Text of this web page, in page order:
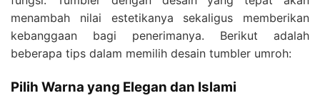
menambah nilai estetikanya sekaligus memberikan
kebanggaan bagi penerimanya. Berikut adalah
beberapa tips dalam memilih desain tumbler umroh:
Pilih Warna yang Elegan dan Islami